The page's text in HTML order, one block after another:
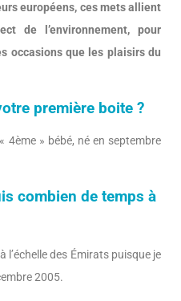
européens, ces mets allient
de l’environnement, pour
occasions que les plaisirs du
première boite ?
4ème » bébé, né en septembre
combien de temps à
l’échelle des Émirats puisque je
2005.